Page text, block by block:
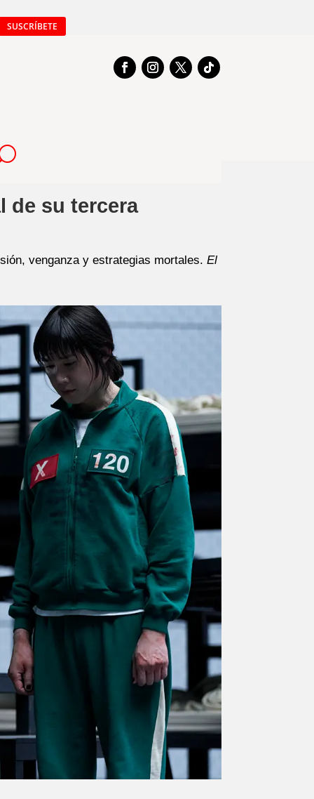
SUSCRÍBETE
de su tercera
venganza y estrategias mortales. El